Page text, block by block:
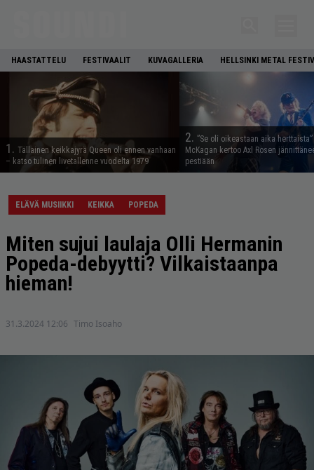
HAASTATTELU FESTIVAALIT KUVAGALLERIA HELLSINKI METAL
1. Tällainen keikkajyrä Queen oli ennen vanhaan
– katso tulinen livetallenne vuodelta 1979
2. ”Se oli oikeastaan aika
McKagan kertoo Axl Rosen
pestiään
ELÄVÄ MUSIIKKI KEIKKA POPEDA
Miten sujui laulaja Olli Hermanin
Popeda-debyytti? Vilkaistaanpa
hieman!
31.3.2024 12:06 Timo Isoaho